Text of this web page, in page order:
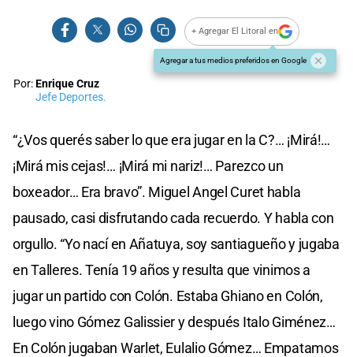
+ Agregar El Litoral en
Agregar a tus medios preferidos en Google
Por:Enrique Cruz
Jefe Deportes.
“¿Vos querés saber lo que era jugar en la C?… ¡Mirá!…
¡Mirá mis cejas!… ¡Mirá mi nariz!… Parezco un
boxeador… Era bravo”. Miguel Angel Curet habla
pausado, casi disfrutando cada recuerdo. Y habla con
orgullo. “Yo nací en Añatuya, soy santiagueño y jugaba
en Talleres. Tenía 19 años y resulta que vinimos a
jugar un partido con Colón. Estaba Ghiano en Colón,
luego vino Gómez Galissier y después Italo Giménez…
En Colón jugaban Warlet, Eulalio Gómez… Empatamos